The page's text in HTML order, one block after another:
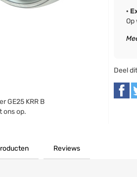
GE25 KRR B
ons op.
·
Deel
Reviews